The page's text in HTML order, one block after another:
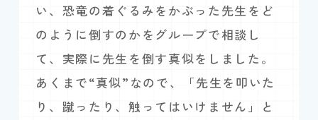
い、恐竜の着ぐるみをかぶった先生をど
のように倒すのかをグループで相談し
て、実際に先生を倒す真似をしました。
あくまで“真似”なので、「先生を叩いた
り、蹴ったり、触ってはいけません」と